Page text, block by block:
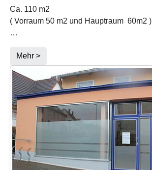
Ca. 110 m2
( Vorraum 50 m2 und Hauptraum 60m2 )
…
Mehr >